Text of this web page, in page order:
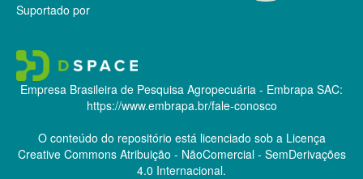
Suportado por
Empresa Brasileira de Pesquisa Agropecuária - Embrapa SAC:
https://www.embrapa.br/fale-conosco
O conteúdo do repositório está licenciado sob a Licença
Creative CommonsAtribuição - NãoComercial - SemDerivações
4.0 Internacional.